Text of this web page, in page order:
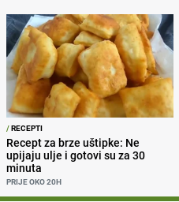
/RECEPTI
Recept za brze uštipke: Ne
upijaju ulje i gotovi su za 30
minuta
PRIJE OKO 20H